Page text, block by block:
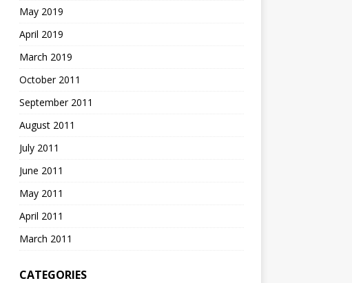
May 2019
April 2019
March 2019
October 2011
September 2011
August 2011
July 2011
June 2011
May 2011
April 2011
March 2011
CATEGORIES